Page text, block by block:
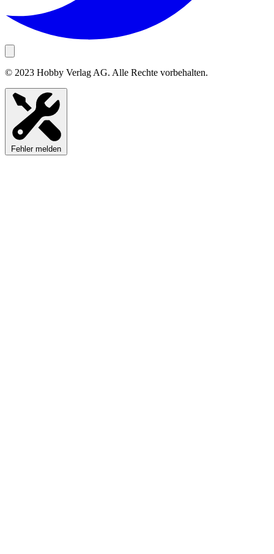
© 2023 Hobby Verlag AG. Alle Rechte vorbehalten.
Fehler melden